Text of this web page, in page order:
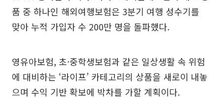
품 중 하나인 해외여행보험은 3분기 여행 성수기를
맞아 누적 가입자 수 200만 명을 돌파했다.
영유아보험, 초·중학생보험과 같은 일상생활 속 위험
에 대비하는 ‘라이프’ 카테고리의 상품을 새로이 내놓
으며 수익 기반 확보에 박차를 가할 계획이다.